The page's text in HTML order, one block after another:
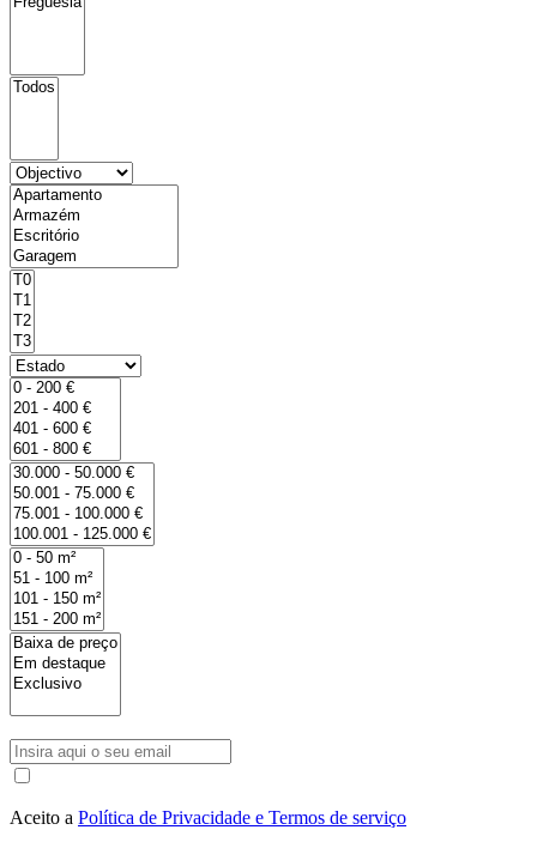
Aceito a Política de Privacidade e Termos de serviço